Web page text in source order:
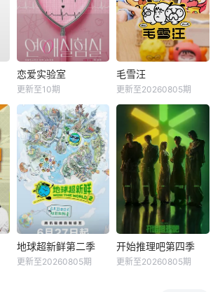
恋爱实验室
更新至10期
毛雪汪
更新至20260805期
地球超新鲜第二季
更新至20260805期
开始推理吧第四季
更新至20260805期